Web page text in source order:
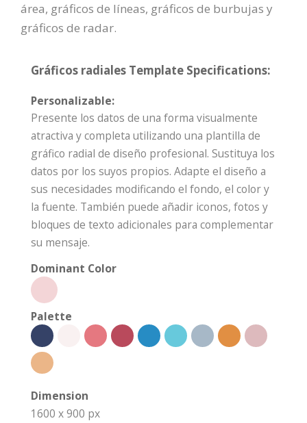
área, gráficos de líneas, gráficos de burbujas y
gráficos de radar.
Gráficos radiales Template Specifications:
Personalizable:
Presente los datos de una forma visualmente
atractiva y completa utilizando una plantilla de
gráfico radial de diseño profesional. Sustituya los
datos por los suyos propios. Adapte el diseño a
sus necesidades modificando el fondo, el color y
la fuente. También puede añadir iconos, fotos y
bloques de texto adicionales para complementar
su mensaje.
Dominant Color
Palette
Dimension
1600 x 900 px